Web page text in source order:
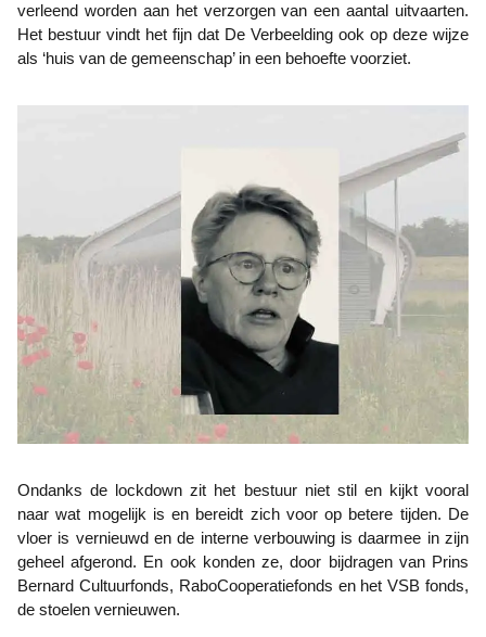
verleend worden aan het verzorgen van een aantal uitvaarten.
Het bestuur vindt het fijn dat De Verbeelding ook op deze wijze
als ‘huis van de gemeenschap’ in een behoefte voorziet.
Ondanks de lockdown zit het bestuur niet stil en kijkt vooral
naar wat mogelijk is en bereidt zich voor op betere tijden. De
vloer is vernieuwd en de interne verbouwing is daarmee in zijn
geheel afgerond. En ook konden ze, door bijdragen van Prins
Bernard Cultuurfonds, RaboCooperatiefonds en het VSB fonds,
de stoelen vernieuwen.